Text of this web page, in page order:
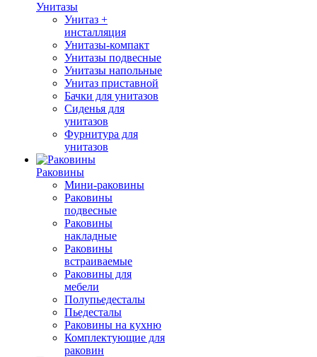
Унитазы
Унитаз +
инсталляция
Унитазы-компакт
Унитазы подвесные
Унитазы напольные
Унитаз приставной
Бачки для унитазов
Сиденья для
унитазов
Фурнитура для
унитазов
Раковины
Мини-раковины
Раковины
подвесные
Раковины
накладные
Раковины
встраиваемые
Раковины для
мебели
Полупьедесталы
Пьедесталы
Раковины на кухню
Комплектующие для
раковин